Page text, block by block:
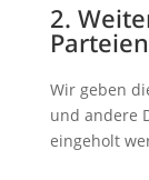
2.
Parteien
Wir geben
und andere
eingeholt